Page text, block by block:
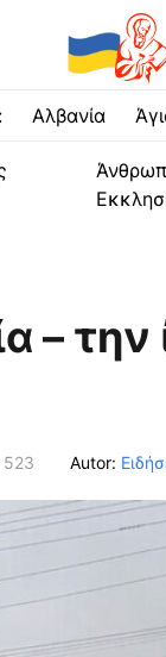
Αλβανία
–
523 Autor: